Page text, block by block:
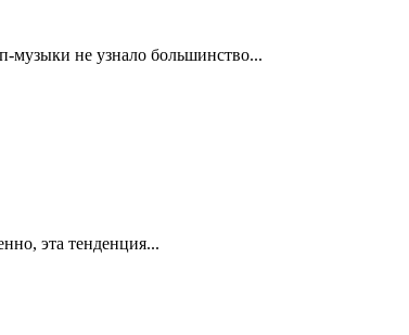
музыки не узнало большинство...
эта тенденция...